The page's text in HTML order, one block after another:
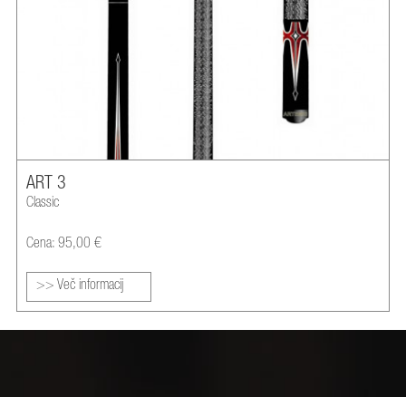
ART 3
Classic
Cena: 95,00 €
>> Več informacij